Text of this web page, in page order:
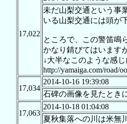
17,022
未だ山梨交通という事
いる山梨交通には頭が
ところで、この警笛鳴
かなり錆びてはいます
↓大半なこのような感じ
http://yamaiga.com/road/
17,034
2014-10-16 19:39:08
石碑の画像を見たとき
17,063
2014-10-18 01:04:08
夏秋集落への川は米無